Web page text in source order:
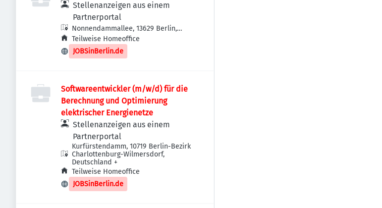
Stellenanzeigen aus einem
Partnerportal
Nonnendammallee, 13629 Berlin,
Deutschland
Teilweise Homeoffice
JOBSinBerlin.de
Softwareentwickler (m/w/d) für die
Berechnung und Optimierung
elektrischer Energienetze
Stellenanzeigen aus einem
Partnerportal
Kurfürstendamm, 10719 Berlin-Bezirk
Charlottenburg-Wilmersdorf,
Deutschland +
Teilweise Homeoffice
JOBSinBerlin.de